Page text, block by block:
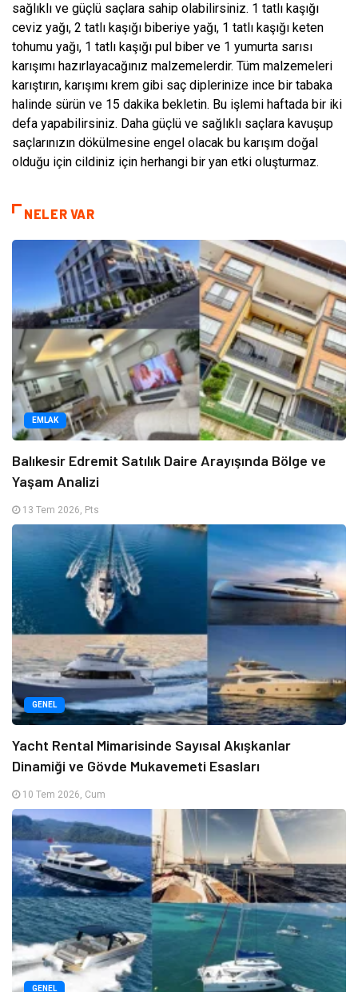
sağlıklı ve güçlü saçlara sahip olabilirsiniz. 1 tatlı kaşığı
ceviz yağı, 2 tatlı kaşığı biberiye yağı, 1 tatlı kaşığı keten
tohumu yağı, 1 tatlı kaşığı pul biber ve 1 yumurta sarısı
karışımı hazırlayacağınız malzemelerdir. Tüm malzemeleri
karıştırın, karışımı krem gibi saç diplerinize ince bir tabaka
halinde sürün ve 15 dakika bekletin. Bu işlemi haftada bir iki
defa yapabilirsiniz. Daha güçlü ve sağlıklı saçlara kavuşup
saçlarınızın dökülmesine engel olacak bu karışım doğal
olduğu için cildiniz için herhangi bir yan etki oluşturmaz.
NELER VAR
EMLAK
Balıkesir Edremit Satılık Daire Arayışında Bölge ve
Yaşam Analizi
13 Tem 2026, Pts
GENEL
Yacht Rental Mimarisinde Sayısal Akışkanlar
Dinamiği ve Gövde Mukavemeti Esasları
10 Tem 2026, Cum
GENEL